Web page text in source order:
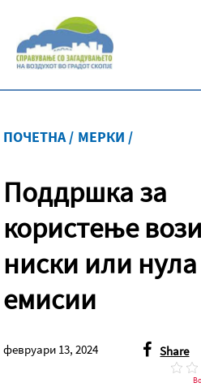
ПОЧЕТНА / МЕРКИ /
Поддршка за
користење
ниски или нула
емисии
февруари 13, 2024 Share